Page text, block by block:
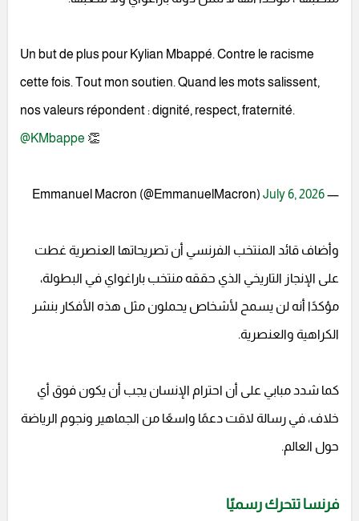
Un but de plus pour Kylian Mbappé. Contre le racisme
cette fois. Tout mon soutien. Quand les mots salissent,
nos valeurs répondent : dignité, respect, fraternité.
@KMbappe 👏
— Emmanuel Macron (@EmmanuelMacron)
July 6, 2026
وأضاف قائد المنتخب الفرنسي أن تصريحاتها العنصرية غطت
على الإنجاز التاريخي الذي حققه منتخب باراغواي في البطولة،
مؤكدًا أنه لن يسمح لأشخاص يحملون مثل هذه الأفكار بنشر
الكراهية والعنصرية.
كما شدد مبابي على أن احترام الإنسان يجب أن يكون فوق أي
خلاف، في رسالة لاقت دعمًا واسعًا من الجماهير ونجوم الرياضة
حول العالم.
فرنسا تتحرك رسميًا